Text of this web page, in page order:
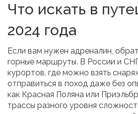
Что искать в
2024 года
Если вам нужен адреналин,
горные маршруты. В России и
курортов, где можно взять
отправиться в поход даже без
как Красная Поляна или
трассы разного уровня